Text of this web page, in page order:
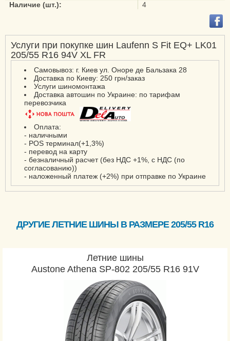
Наличие (шт.): 4
Услуги при покупке шин Laufenn S Fit EQ+ LK01
205/55 R16 94V XL FR
Самовывоз: г. Киев ул. Оноре де Бальзака 28
Доставка по Киеву: 250 грн/заказ
Услуги шиномонтажа
Доставка автошин по Украине: по тарифам
перевозчика
Оплата:
- наличными
- POS терминал(+1,3%)
- перевод на карту
- безналичный расчет (без НДС +1%, с НДС (по
согласованию))
- наложенный платеж (+2%) при отправке по Украине
ДРУГИЕ ЛЕТНИЕ ШИНЫ В РАЗМЕРЕ 205/55 R16
Летние шины
Austone Athena SP-802 205/55 R16 91V